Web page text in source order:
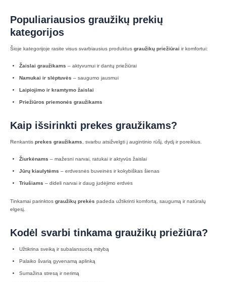
Populiariausios graužikų prekių
kategorijos
Šioje kategorijoje rasite visus svarbiausius produktus graužikų priežiūrai ir komfortui:
Žaislai graužikams – aktyvumui ir dantų priežiūrai
Namukai ir slėptuvės – saugumo jausmui
Laipiojimo ir kramtymo žaislai
Priežiūros priemonės graužikams
Kaip išsirinkti prekes graužikams?
Renkantis prekes graužikams, svarbu atsižvelgti į augintinio rūšį, dydį ir poreikius.
Žiurkėnams – mažesni narvai, ratukai ir aktyvūs žaislai
Jūrų kiaulytėms – erdvesnės buveinės ir kokybiškas šienas
Triušiams – dideli narvai ir daug judėjimo erdvės
Tinkamai parinktos graužikų prekės padeda užtikrinti komfortą, saugumą ir natūralų
elgesį.
Kodėl svarbi tinkama graužikų priežiūra?
Užtikrina sveiką ir subalansuotą mitybą
Palaiko švarią gyvenamą aplinką
Sumažina stresą ir nerimą